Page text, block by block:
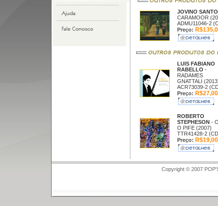
JOVINO
CARAMOOR
ADMU11046-2
Preço:
LUIS FABIANO
RABELLO -
RADAMES
GNATTALI
ACR73039-2
Preço: R$27,00
ROBERTO
STEPHESON -
O PIFE (2007)
TTR41428-2
Preço: R$19,00
Copyright © 2007